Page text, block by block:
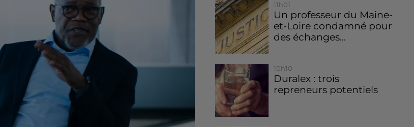
11h01
Un professeur du Maine-
et-Loire condamné pour
des échanges...
10h10
Duralex : trois
repreneurs potentiels